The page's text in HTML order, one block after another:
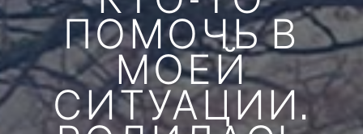
ПОМОЧЬ В
МОЕЙ
СИТУАЦИИ.